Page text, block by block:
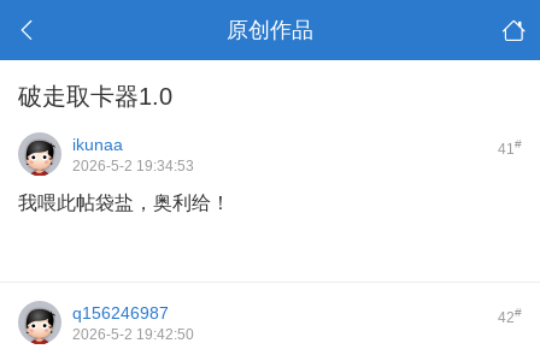
原创作品
破走取卡器1.0
41#
ikunaa
2026-5-2 19:34:53
我喂此帖袋盐，奥利给！
42#
q156246987
2026-5-2 19:42:50